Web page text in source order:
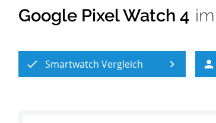
Google Pixel Watch 4 im
Smartwatch Vergleich